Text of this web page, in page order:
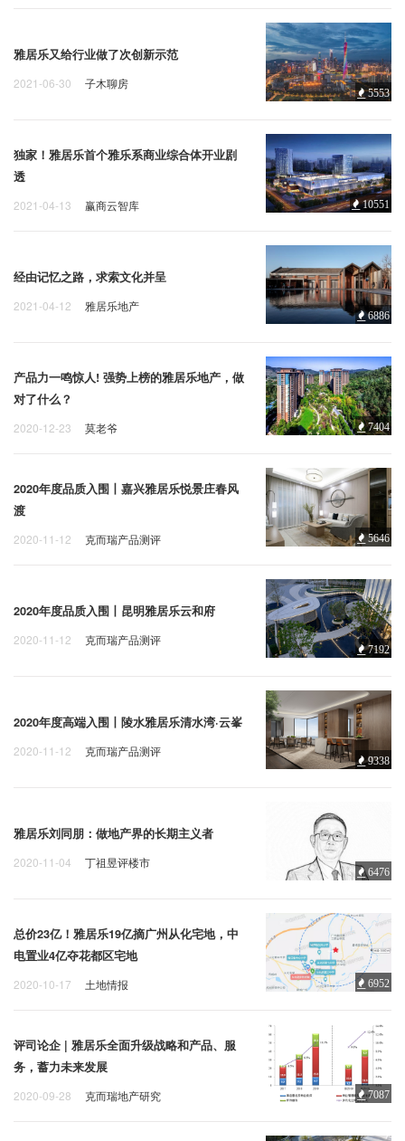
雅居乐又给行业做了次创新示范
2021-06-30 子木聊房
5553
独家！雅居乐首个雅乐系商业综合体开业剧
透
2021-04-13 赢商云智库 10551
经由记忆之路，求索文化并呈
2021-04-12 雅居乐地产
6886
产品力一鸣惊人! 强势上榜的雅居乐地产，做
对了什么？
2020-12-23 莫老爷 7404
2020年度品质入围丨嘉兴雅居乐悦景庄春风
渡
2020-11-12 克而瑞产品测评 5646
2020年度品质入围丨昆明雅居乐云和府
2020-11-12 克而瑞产品测评
7192
2020年度高端入围丨陵水雅居乐清水湾·云峯
2020-11-12 克而瑞产品测评
9338
雅居乐刘同朋：做地产界的长期主义者
2020-11-04 丁祖昱评楼市
6476
总价23亿！雅居乐19亿摘广州从化宅地，中
电置业4亿夺花都区宅地
2020-10-17 土地情报 6952
评司论企 | 雅居乐全面升级战略和产品、服
务，蓄力未来发展
2020-09-28 克而瑞地产研究 7087